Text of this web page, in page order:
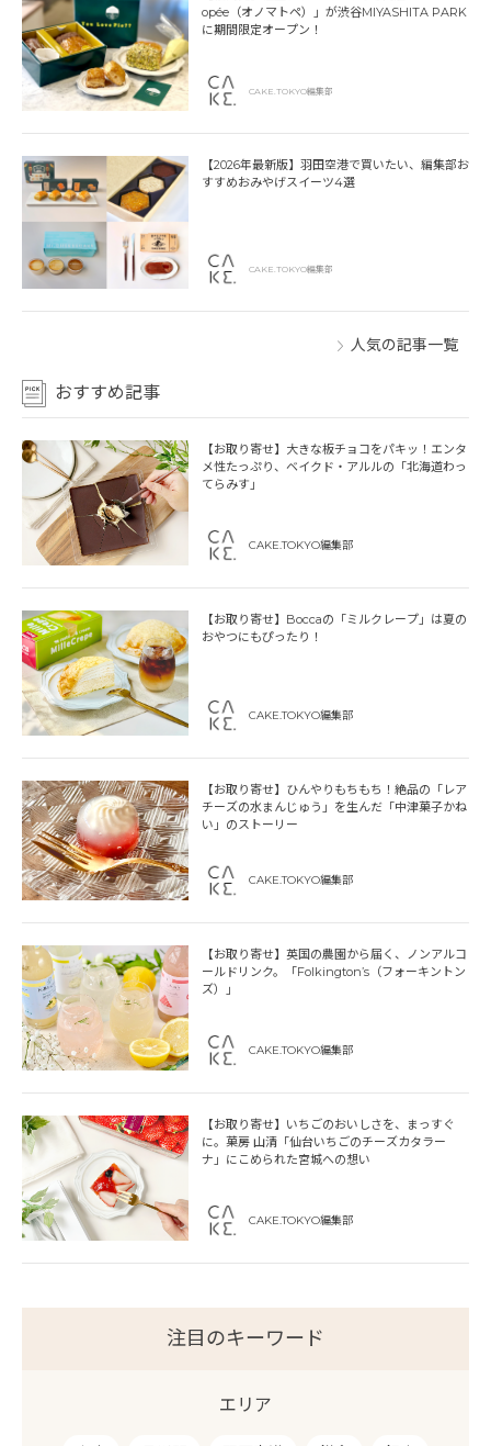
opée（オノマトペ）」が渋谷MIYASHITA PARK
に期間限定オープン！
CAKE.TOKYO編集部
【2026年最新版】羽田空港で買いたい、編集部お
すすめおみやげスイーツ4選
CAKE.TOKYO編集部
人気の記事一覧
おすすめ記事
【お取り寄せ】大きな板チョコをパキッ！エンタ
メ性たっぷり、ベイクド・アルルの「北海道わっ
てらみす」
CAKE.TOKYO編集部
【お取り寄せ】Boccaの「ミルクレープ」は夏の
おやつにもぴったり！
CAKE.TOKYO編集部
【お取り寄せ】ひんやりもちもち！絶品の「レア
チーズの水まんじゅう」を生んだ「中津菓子かね
い」のストーリー
CAKE.TOKYO編集部
【お取り寄せ】英国の農園から届く、ノンアルコ
ールドリンク。「Folkington’s（フォーキントン
ズ）」
CAKE.TOKYO編集部
【お取り寄せ】いちごのおいしさを、まっすぐ
に。菓房 山清「仙台いちごのチーズカタラー
ナ」にこめられた宮城への想い
CAKE.TOKYO編集部
注目のキーワード
エリア